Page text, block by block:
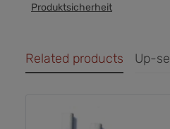
Produktsicherheit
Related products Up-